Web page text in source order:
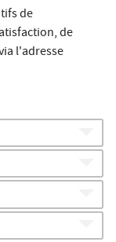
de
de
l'adresse